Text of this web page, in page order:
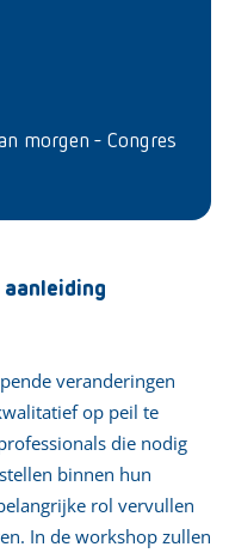
morgen - Congres
veranderingen
op peil te
die nodig
binnen hun
rol vervullen
In de workshop zullen